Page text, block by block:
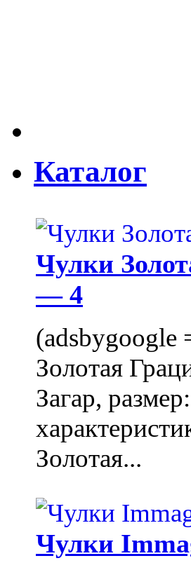
Каталог
Чулки
— 4
(adsbygoogle
Золотая
Загар,
Золотая...
Чулки